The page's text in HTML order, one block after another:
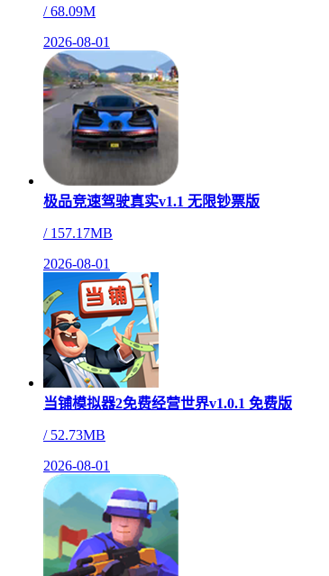
/68.09M
2026-08-01
极品竞速驾驶真实v1.1 无限钞票版
/157.17MB
2026-08-01
当铺模拟器2免费经营世界v1.0.1 免费版
/52.73MB
2026-08-01